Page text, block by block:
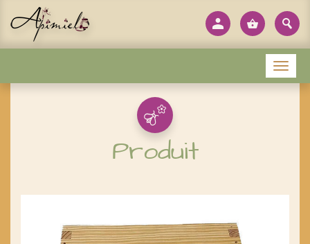
Produit
Menu
Panneau de gestion des cookies